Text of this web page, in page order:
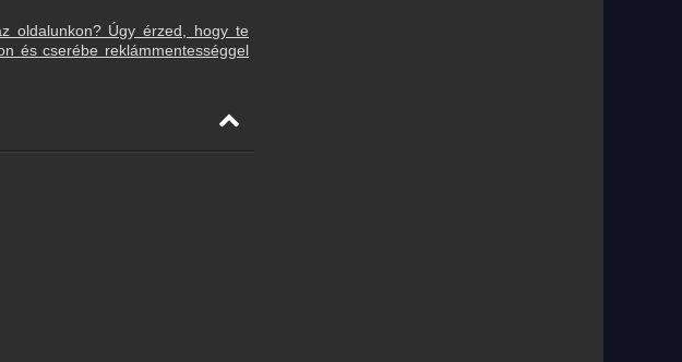
oldalunkon? Úgy érzed, hogy te
és cserébe reklámmentességgel